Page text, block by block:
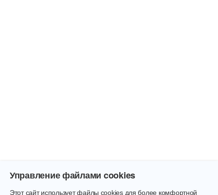
Управление файлами cookies
Этот сайт использует файлы cookies для более комфортной